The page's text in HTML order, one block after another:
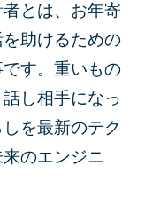
とは、お年寄
助けるための
す。重いもの
し相手になっ
を最新のテク
のエンジニ